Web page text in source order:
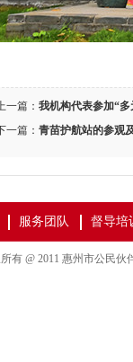
一篇： 我机构代表参加“
一篇： 青苗护航站的参观
服务团队 督导培
所有 @ 2011 惠州市公民